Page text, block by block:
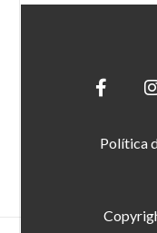
Política